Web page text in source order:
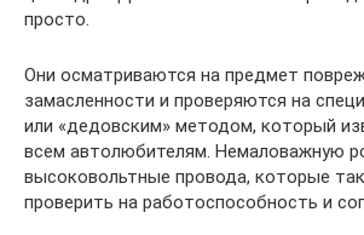
просто.
Они осматриваются на предмет
замасленности и проверяются на
или «дедовским» методом, который
всем автолюбителям. Немаловажную
высоковольтные провода, которые
проверить на работоспособность и